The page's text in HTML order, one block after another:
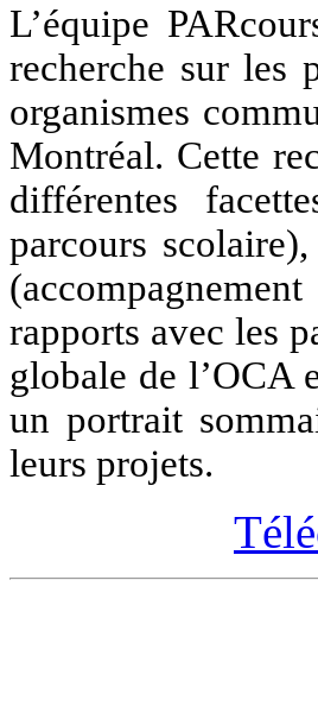
L’équipe
recherche sur les
organismes
Montréal. Cette
différentes
parcours
rapports avec les
globale de l’OCA
un portrait
leurs projets.